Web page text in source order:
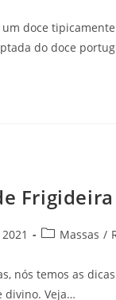
doce
do doce
Frigideira
Massas /
nós temos as
divino. Veja…